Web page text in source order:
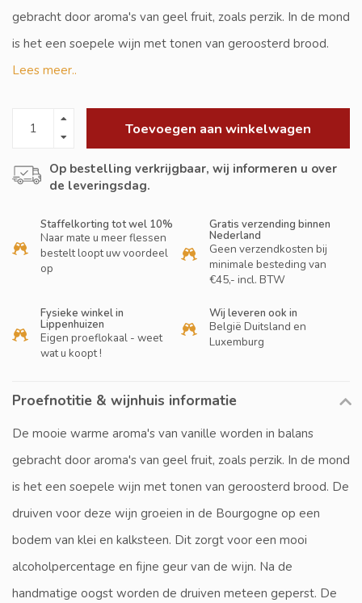
gebracht door aroma's van geel fruit, zoals perzik. In de mond
is het een soepele wijn met tonen van geroosterd brood.
Lees meer..
Toevoegen aan winkelwagen
Op bestelling verkrijgbaar, wij informeren u over
de leveringsdag.
Staffelkorting tot wel 10%
Naar mate u meer flessen
bestelt loopt uw voordeel
op
Gratis verzending binnen
Nederland
Geen verzendkosten bij
minimale besteding van
€45,- incl. BTW
Fysieke winkel in
Lippenhuizen
Eigen proeflokaal - weet
wat u koopt !
Wij leveren ook in
België Duitsland en
Luxemburg
Proefnotitie & wijnhuis informatie
De mooie warme aroma's van vanille worden in balans
gebracht door aroma's van geel fruit, zoals perzik. In de mond
is het een soepele wijn met tonen van geroosterd brood. De
druiven voor deze wijn groeien in de Bourgogne op een
bodem van klei en kalksteen. Dit zorgt voor een mooi
alcoholpercentage en fijne geur van de wijn. Na de
handmatige oogst worden de druiven meteen geperst. De